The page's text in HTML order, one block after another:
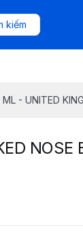
kiếm
- UNITED